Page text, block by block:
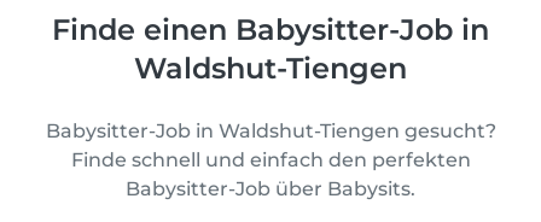
Finde einen Babysitter-Job in
Waldshut-Tiengen
Babysitter-Job in Waldshut-Tiengen gesucht?
Finde schnell und einfach den perfekten
Babysitter-Job über Babysits.